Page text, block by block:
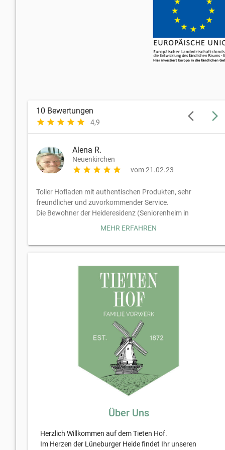
10 Bewertungen
star star star star star 4,9 arrow_back_ios arrow_forward_ios
Alena R.
Neuenkirchen
star star star star star vom 21.02.23
Toller Hofladen mit authentischen Produkten, sehr
freundlicher und zuvorkommender Service.
Die Bewohner der Heideresidenz (Seniorenheim in
der Eier und Kartoffeln.
MEHR ERFAHREN
Über Uns
Herzlich Willkommen auf dem Tieten Hof.
Im Herzen der Lüneburger Heide findet Ihr unseren